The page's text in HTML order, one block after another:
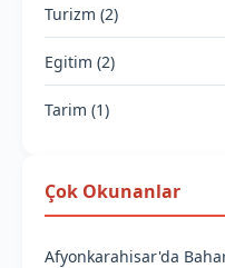
Turizm (2)
Egitim (2)
Tarim (1)
Çok Okunanlar
Afyonkarahisar'da